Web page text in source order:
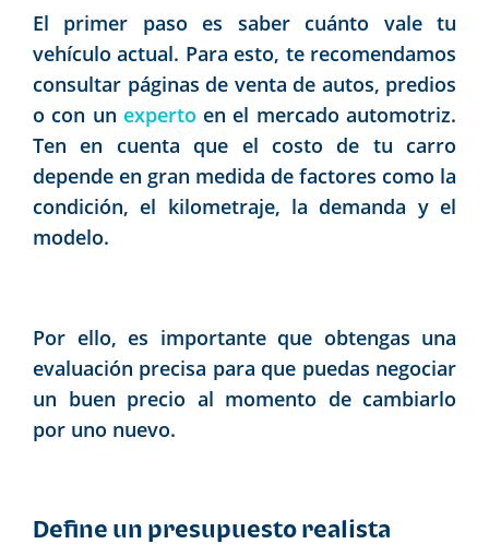
El primer paso es saber cuánto vale tu
vehículo actual. Para esto, te recomendamos
consultar páginas de venta de autos, predios
o con un experto en el mercado automotriz.
Ten en cuenta que el costo de tu carro
depende en gran medida de factores como la
condición, el kilometraje, la demanda y el
modelo.
Por ello, es importante que obtengas una
evaluación precisa para que puedas negociar
un buen precio al momento de cambiarlo
por uno nuevo.
Define un presupuesto realista